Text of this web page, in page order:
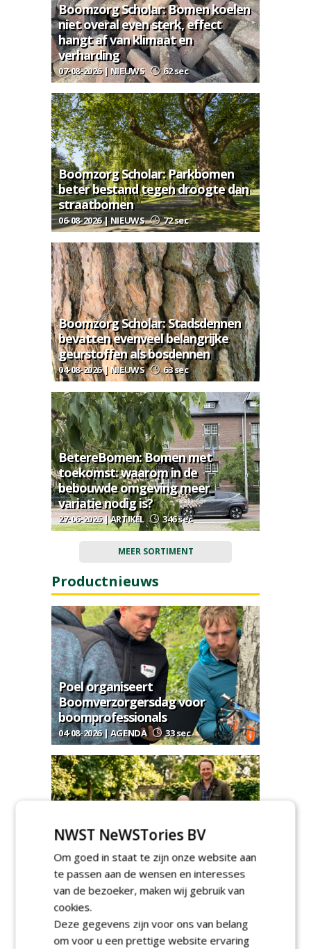
Boomzorg Scholar: Bomen koelen
niet overal even sterk, effect
hangt af van klimaat en
verharding
07-08-2026 | NIEUWS 62 sec
Boomzorg Scholar: Parkbomen
beter bestand tegen droogte dan
straatbomen
06-08-2026 | NIEUWS 72 sec
Boomzorg Scholar: Stadsdennen
bevatten evenveel belangrijke
geurstoffen als bosdennen
04-08-2026 | NIEUWS 63 sec
BetereBomen: Bomen met
toekomst: waarom in de
bebouwde omgeving meer
variatie nodig is?
27-06-2026 | ARTIKEL 346 sec
MEER SORTIMENT
Productnieuws
Poel organiseert
Boomverzorgersdag voor
boomprofessionals
04-08-2026 | AGENDA 33 sec
Een (online) kruiwagen voor
hoveniers
02-08-2026 | NIEUWS 70 sec
NWST NeWSTories BV
Om goed in staat te zijn onze website aan
te passen aan de wensen en interesses
van de bezoeker, maken wij gebruik van
cookies.
Deze gegevens zijn voor ons van belang
om voor u een prettige website ervaring